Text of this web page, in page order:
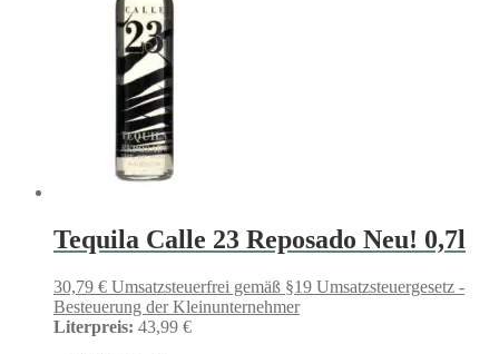
Tequila Calle 23 Reposado Neu! 0,7l
30,79 € Umsatzsteuerfrei gemäß §19 Umsatzsteuergesetz -
Besteuerung der Kleinunternehmer
Literpreis: 43,99 €